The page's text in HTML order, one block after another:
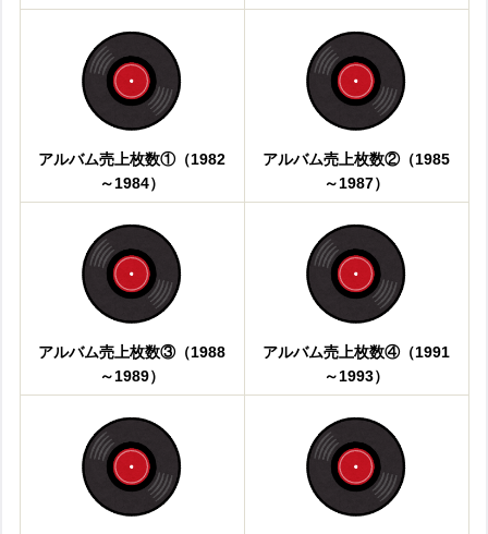
アルバム売上枚数①（1982
～1984）
アルバム売上枚数②（1985
～1987）
アルバム売上枚数③（1988
～1989）
アルバム売上枚数④（1991
～1993）